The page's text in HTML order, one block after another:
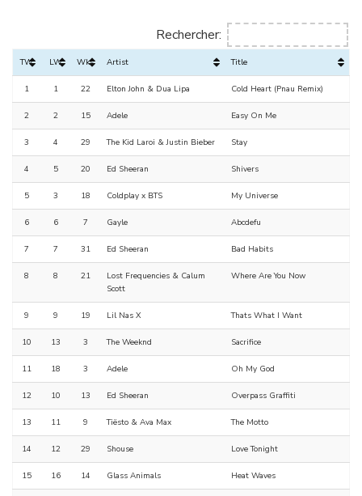
Rechercher:
TW LW Wks Artist Title
1 1 22 Elton John & Dua Lipa Cold Heart (Pnau Remix)
2 2 15 Adele Easy On Me
3 4 29 The Kid Laroi & Justin Bieber Stay
4 5 20 Ed Sheeran Shivers
5 3 18 Coldplay x BTS My Universe
6 6 7 Gayle Abcdefu
7 7 31 Ed Sheeran Bad Habits
8 8 21
Lost Frequencies & Calum
Scott
Where Are You Now
9 9 19 Lil Nas X Thats What I Want
10 13 3 The Weeknd Sacrifice
11 18 3 Adele Oh My God
12 10 13 Ed Sheeran Overpass Graffiti
13 11 9 Tiësto & Ava Max The Motto
14 12 29 Shouse Love Tonight
15 16 14 Glass Animals Heat Waves